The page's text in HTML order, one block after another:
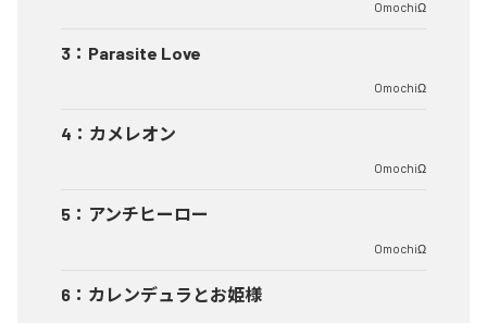
OmochiΩ
3 ： Parasite Love
OmochiΩ
4 ： カメレオン
OmochiΩ
5 ： アンチヒーロー
OmochiΩ
6 ： カレンデュラとお姫様